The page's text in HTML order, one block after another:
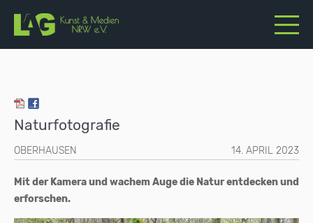
Naturfotografie
OBERHAUSEN 14. APRIL 2023
Mit der Kamera und wachem Auge die Natur entdecken und
erforschen.